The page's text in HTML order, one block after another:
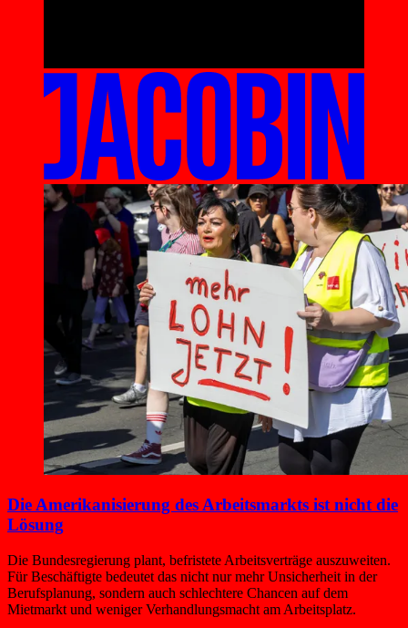
Die Amerikanisierung des Arbeitsmarkts ist nicht die
Lösung
Die Bundesregierung plant, befristete Arbeitsverträge auszuweiten.
Für Beschäftigte bedeutet das nicht nur mehr Unsicherheit in der
Berufsplanung, sondern auch schlechtere Chancen auf dem
Mietmarkt und weniger Verhandlungsmacht am Arbeitsplatz.